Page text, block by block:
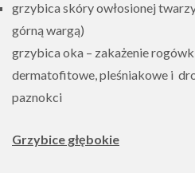
grzybica skóry owłosionej
górną wargą)
grzybica oka – zakażenie
dermatofitowe, pleśniakowe i
paznokci
Grzybice głębokie